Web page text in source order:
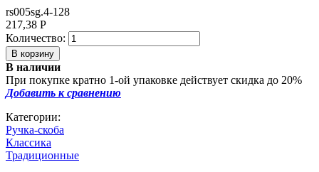
rs005sg.4-128
217,38 Р
Количество:
В наличии
При покупке кратно 1-ой упаковке действует скидка до 20%
Добавить к сравнению
Категории:
Ручка-скоба
Классика
Традиционные